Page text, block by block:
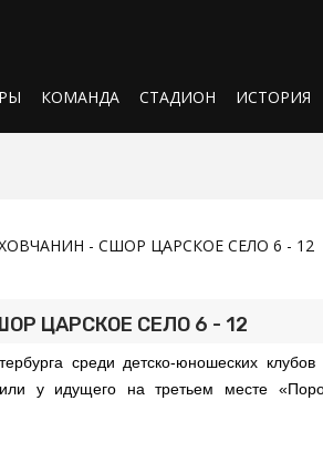
КОМАНДА СТАДИОН ИСТОРИЯ
- СШОР ЦАРСКОЕ СЕЛО 6 - 12
ЦАРСКОЕ СЕЛО 6 - 12
среди детско-юношеских
у идущего на третьем месте